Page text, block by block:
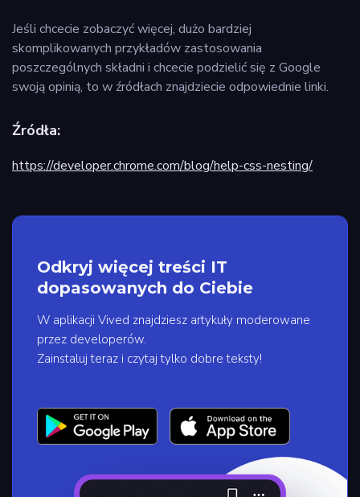
Jeśli chcecie zobaczyć więcej, dużo bardziej
skomplikowanych przykładów zastosowania
poszczególnych składni i chcecie podzielić się z Google
swoją opinią, to w źródłach znajdziecie odpowiednie linki.
Źródła:
https://developer.chrome.com/blog/help-css-nesting/
Odkryj więcej treści IT
dopasowanych do Ciebie
W aplikacji Vived znajdziesz artykuły moderowane
przez developerów.
Zainstaluj teraz i czytaj tylko dobre teksty!